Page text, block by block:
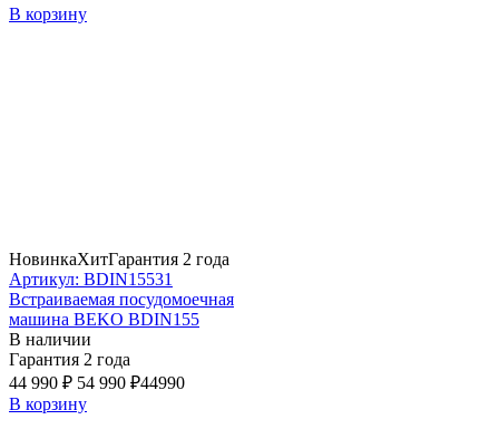
В корзину
НовинкаХитГарантия 2 года
Артикул: BDIN15531
Встраиваемая посудомоечная
машина BEKO BDIN155
В наличии
Гарантия 2 года
44 990 ₽ 54 990 ₽44990
В корзину